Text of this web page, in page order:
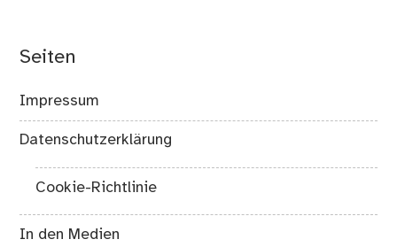
Seiten
Impressum
Datenschutzerklärung
Cookie-Richtlinie
In den Medien